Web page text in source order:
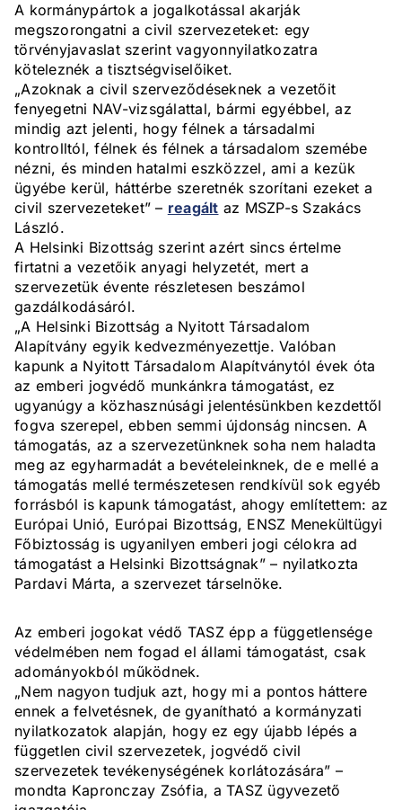
A kormánypártok a jogalkotással akarják
megszorongatni a civil szervezeteket: egy
törvényjavaslat szerint vagyonnyilatkozatra
köteleznék a tisztségviselőiket.
„Azoknak a civil szerveződéseknek a vezetőit
fenyegetni NAV-vizsgálattal, bármi egyébbel, az
mindig azt jelenti, hogy félnek a társadalmi
kontrolltól, félnek és félnek a társadalom szemébe
nézni, és minden hatalmi eszközzel, ami a kezük
ügyébe kerül, háttérbe szeretnék szorítani ezeket a
civil szervezeteket” – reagált az MSZP-s Szakács
László.
A Helsinki Bizottság szerint azért sincs értelme
firtatni a vezetőik anyagi helyzetét, mert a
szervezetük évente részletesen beszámol
gazdálkodásáról.
„A Helsinki Bizottság a Nyitott Társadalom
Alapítvány egyik kedvezményezettje. Valóban
kapunk a Nyitott Társadalom Alapítványtól évek óta
az emberi jogvédő munkánkra támogatást, ez
ugyanúgy a közhasznúsági jelentésünkben kezdettől
fogva szerepel, ebben semmi újdonság nincsen. A
támogatás, az a szervezetünknek soha nem haladta
meg az egyharmadát a bevételeinknek, de e mellé a
támogatás mellé természetesen rendkívül sok egyéb
forrásból is kapunk támogatást, ahogy említettem: az
Európai Unió, Európai Bizottság, ENSZ Menekültügyi
Főbiztosság is ugyanilyen emberi jogi célokra ad
támogatást a Helsinki Bizottságnak” – nyilatkozta
Pardavi Márta, a szervezet társelnöke.
Az emberi jogokat védő TASZ épp a függetlensége
védelmében nem fogad el állami támogatást, csak
adományokból működnek.
„Nem nagyon tudjuk azt, hogy mi a pontos háttere
ennek a felvetésnek, de gyanítható a kormányzati
nyilatkozatok alapján, hogy ez egy újabb lépés a
független civil szervezetek, jogvédő civil
szervezetek tevékenységének korlátozására” –
mondta Kapronczay Zsófia, a TASZ ügyvezető